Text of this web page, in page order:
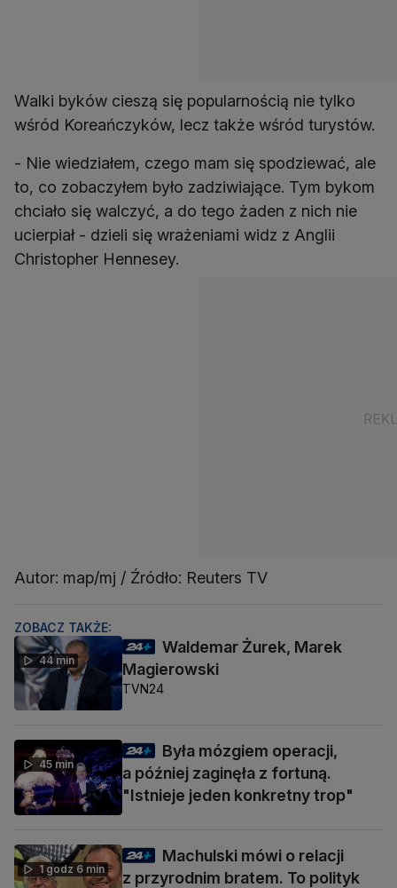
Walki byków cieszą się popularnością nie tylko
wśród Koreańczyków, lecz także wśród turystów.
- Nie wiedziałem, czego mam się spodziewać, ale
to, co zobaczyłem było zadziwiające. Tym bykom
chciało się walczyć, a do tego żaden z nich nie
ucierpiał - dzieli się wrażeniami widz z Anglii
Christopher Hennesey.
Autor: map/mj / Źródło: Reuters TV
ZOBACZ TAKŻE:
44 min
Waldemar Żurek, Marek
Magierowski
TVN24
45 min
Była mózgiem operacji,
a później zaginęła z fortuną.
"Istnieje jeden konkretny trop"
1 godz 6 min
Machulski mówi o relacji
z przyrodnim bratem. To polityk